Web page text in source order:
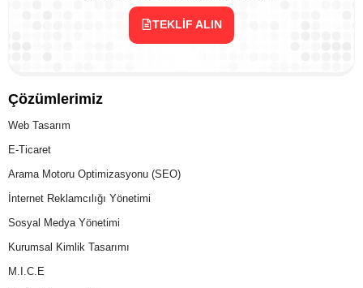
TEKLIF ALIN
Çözümlerimiz
Web Tasarım
E-Ticaret
Arama Motoru Optimizasyonu (SEO)
İnternet Reklamcılığı Yönetimi
Sosyal Medya Yönetimi
Kurumsal Kimlik Tasarımı
M.I.C.E